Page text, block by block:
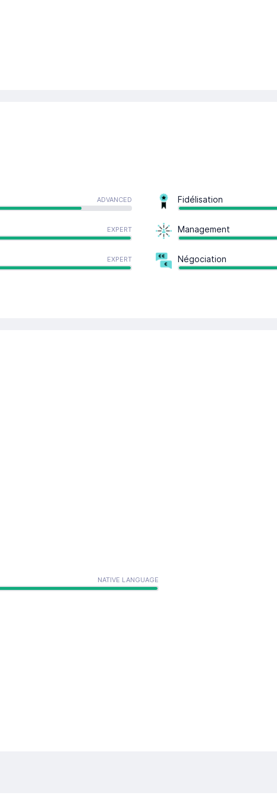
ADVANCED Fidélisation
EXPERT Management
EXPERT Négociation
NATIVE LANGUAGE